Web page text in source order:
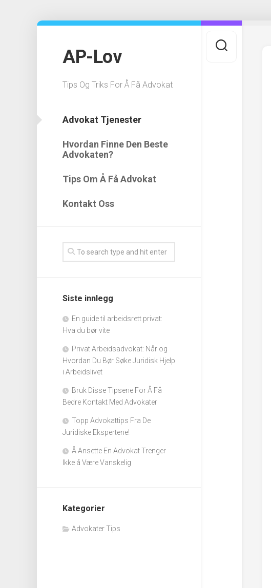
AP-Lov
Tips Og Triks For Å Få Advokat
Advokat Tjenester
Hvordan Finne Den Beste
Advokaten?
Tips Om Å Få Advokat
Kontakt Oss
Siste innlegg
En guide til arbeidsrett privat:
Hva du bør vite
Privat Arbeidsadvokat: Når og
Hvordan Du Bør Søke Juridisk Hjelp
i Arbeidslivet
Bruk Disse Tipsene For Å Få
Bedre Kontakt Med Advokater
Topp Advokattips Fra De
Juridiske Ekspertene!
Å Ansette En Advokat Trenger
Ikke å Være Vanskelig
Kategorier
Advokater Tips